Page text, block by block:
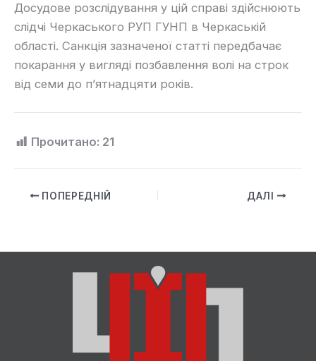
Досудове розслідування у цій справі здійснюють
слідчі Черкаського РУП ГУНП в Черкаській
області. Санкція зазначеної статті передбачає
покарання у вигляді позбавлення волі на строк
від семи до п’ятнадцяти років.
Прочитано: 21
ПОПЕРЕДНІЙ ДАЛІ